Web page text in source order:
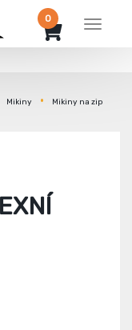
Menu
0
Mikiny Mikiny na zip